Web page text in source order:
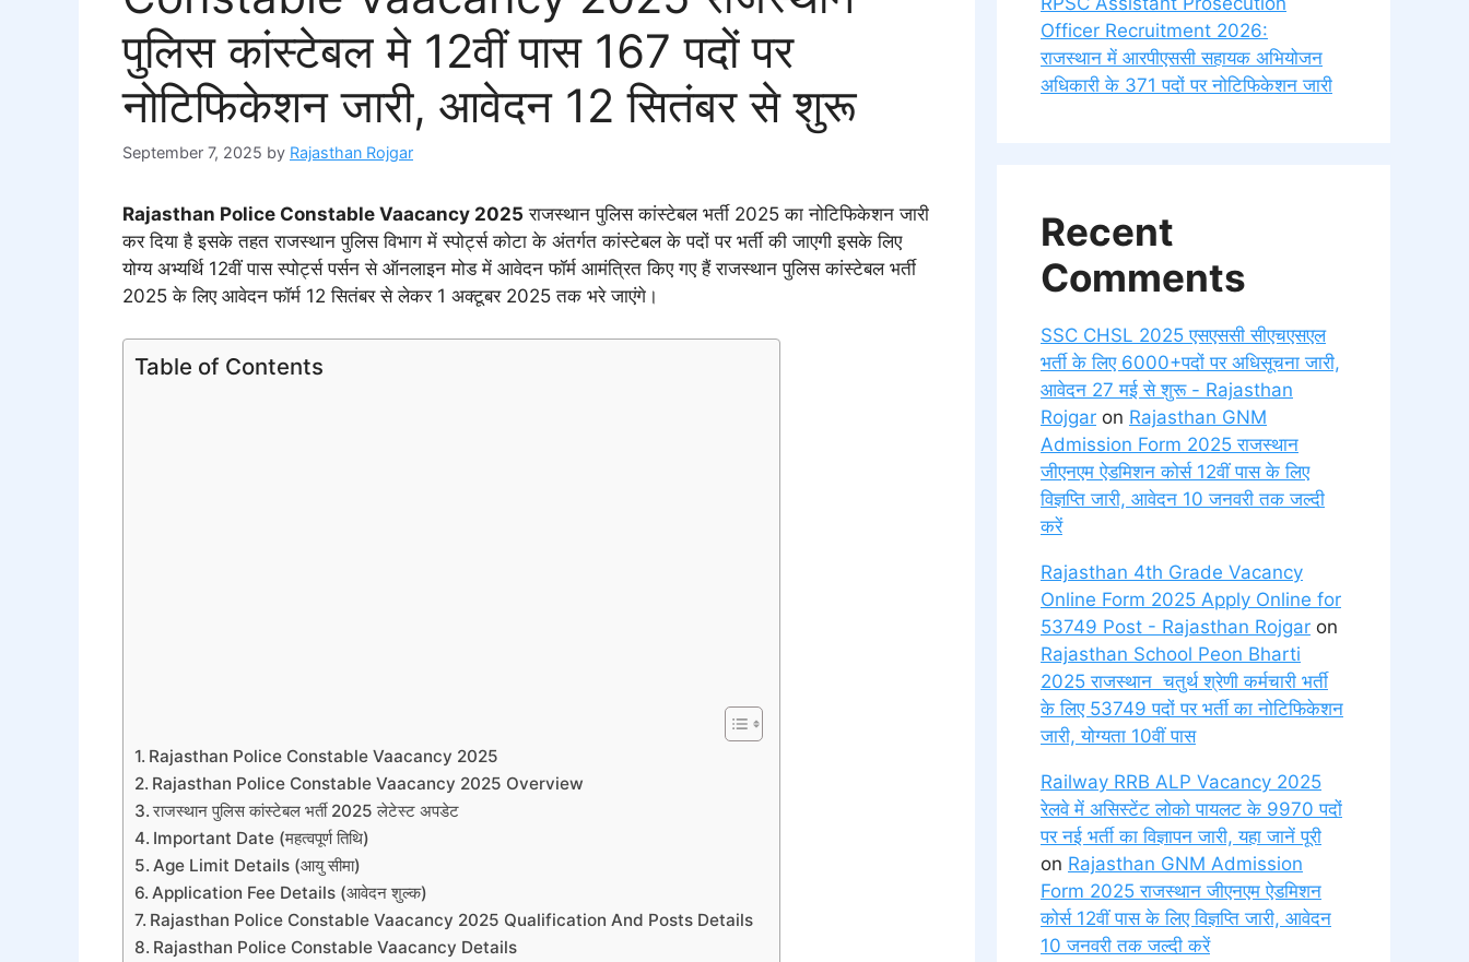
पुलिस कांस्टेबल मे 12वीं पास 167 पदों पर
नोटिफिकेशन जारी, आवेदन 12 सितंबर से शुरू
September 7, 2025 by Rajasthan Rojgar
Rajasthan Police Constable Vaacancy 2025 राजस्थान पुलिस कांस्टेबल भर्ती 2025 का नोटिफिकेशन जारी
कर दिया है इसके तहत राजस्थान पुलिस विभाग में स्पोर्ट्स कोटा के अंतर्गत कांस्टेबल के पदों पर भर्ती की जाएगी इसके लिए
योग्य अभ्यर्थि 12वीं पास स्पोर्ट्स पर्सन से ऑनलाइन मोड में आवेदन फॉर्म आमंत्रित किए गए हैं राजस्थान पुलिस कांस्टेबल भर्ती
2025 के लिए आवेदन फॉर्म 12 सितंबर से लेकर 1 अक्टूबर 2025 तक भरे जाएंगे।
Table of Contents
Rajasthan Police Constable Vaacancy 2025
Rajasthan Police Constable Vaacancy 2025 Overview
राजस्थान पुलिस कांस्टेबल भर्ती 2025 लेटेस्ट अपडेट
Important Date (महत्वपूर्ण तिथि)
Age Limit Details (आयु सीमा)
Application Fee Details (आवेदन शुल्क)
Rajasthan Police Constable Vaacancy 2025 Qualification And Posts Details
Rajasthan Police Constable Vaacancy Details
Officer Recruitment 2026:
राजस्थान में आरपीएससी सहायक अभियोजन
अधिकारी के 371 पदों पर नोटिफिकेशन जारी
Recent
Comments
SSC CHSL 2025 एसएससी सीएचएसएल
भर्ती के लिए 6000+पदों पर अधिसूचना जारी,
आवेदन 27 मई से शुरू - Rajasthan
Rojgar on Rajasthan GNM
Admission Form 2025 राजस्थान
जीएनएम ऐडमिशन कोर्स 12वीं पास के लिए
विज्ञप्ति जारी, आवेदन 10 जनवरी तक जल्दी
करें
Rajasthan 4th Grade Vacancy
Online Form 2025 Apply Online for
53749 Post - Rajasthan Rojgar on
Rajasthan School Peon Bharti
2025 राजस्थान चतुर्थ श्रेणी कर्मचारी भर्ती
के लिए 53749 पदों पर भर्ती का नोटिफिकेशन
जारी, योग्यता 10वीं पास
Railway RRB ALP Vacancy 2025
रेलवे में असिस्टेंट लोको पायलट के 9970 पदों
पर नई भर्ती का विज्ञापन जारी, यहा जानें पूरी
on Rajasthan GNM Admission
Form 2025 राजस्थान जीएनएम ऐडमिशन
कोर्स 12वीं पास के लिए विज्ञप्ति जारी, आवेदन
10 जनवरी तक जल्दी करें